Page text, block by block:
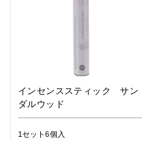
インセンススティック サン
ダルウッド
1セット6個入